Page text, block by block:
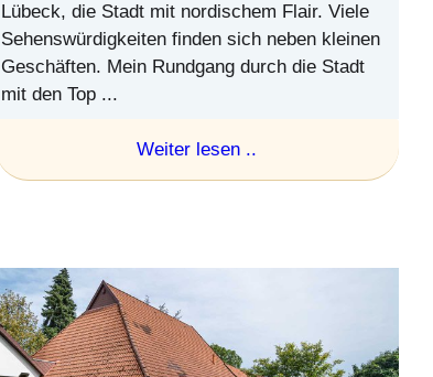
Lübeck, die Stadt mit nordischem Flair. Viele
Sehenswürdigkeiten finden sich neben kleinen
Geschäften. Mein Rundgang durch die Stadt
mit den Top ...
Weiter lesen ..